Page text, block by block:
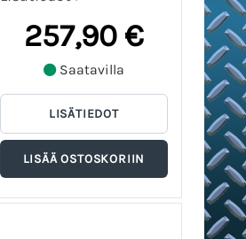
257,90 €
Saatavilla